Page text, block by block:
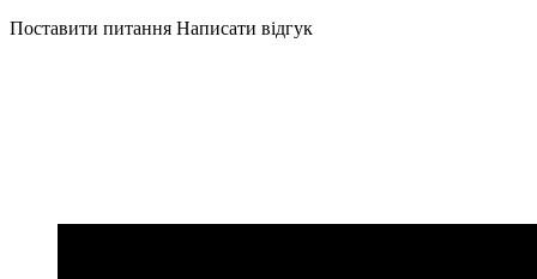
Поставити питання Написати відгук